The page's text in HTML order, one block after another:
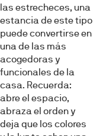
las estrecheces, una
estancia de este tipo
puede convertirse en
una de las más
acogedoras y
funcionales de la
casa. Recuerda:
abre el espacio,
abraza el orden y
deja que los colores